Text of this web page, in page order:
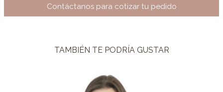
Contáctanos para cotizar tu pedido
TAMBIÉN TE PODRÍA GUSTAR